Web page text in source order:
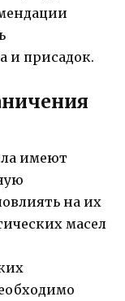
и присадок.
имеют
на их
масел